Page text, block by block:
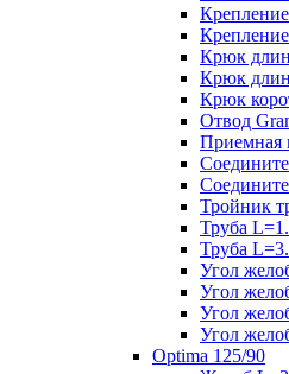
Крюк
Крюк
Крюк
Отвод
Приемная
Тройник
Труба
Труба
Угол
Угол
Угол
Угол
Optima 125/90